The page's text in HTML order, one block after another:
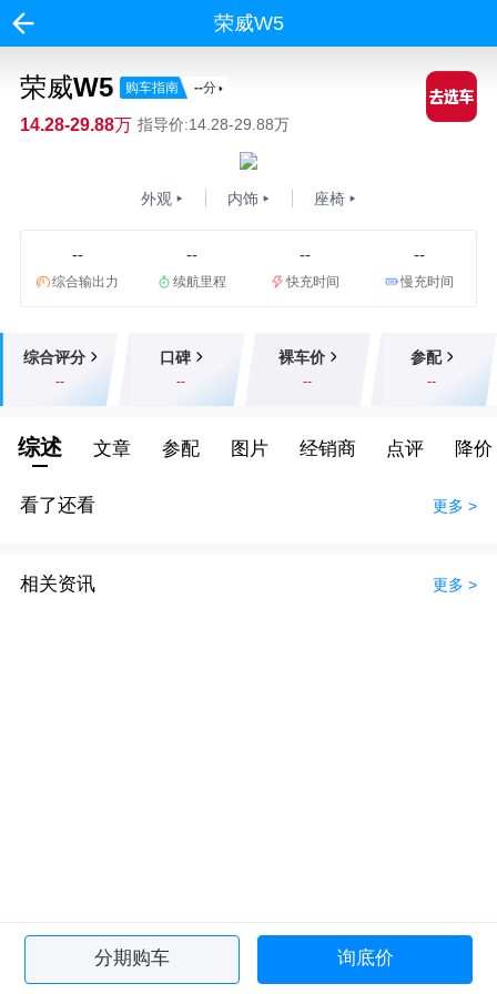
荣威W5
荣威W5 购车指南 --分
14.28-29.88万 指导价:14.28-29.88万
外观 内饰 座椅
--
综合输出力
--
续航里程
--
快充时间
--
慢充时间
综合评分
--
口碑
--
裸车价
--
参配
--
综述 文章 参配 图片 经销商 点评 降价
看了还看 更多 >
相关资讯 更多 >
分期购车 询底价